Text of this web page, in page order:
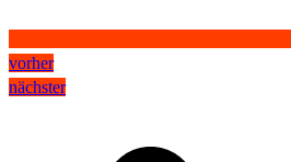
vorher
nächster